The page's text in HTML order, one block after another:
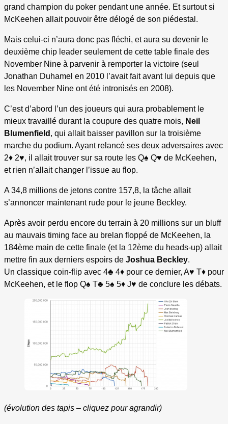
grand champion du poker pendant une année. Et surtout si
McKeehen allait pouvoir être délogé de son piédestal.
Mais celui-ci n’aura donc pas fléchi, et aura su devenir le
deuxième chip leader seulement de cette table finale des
November Nine à parvenir à remporter la victoire (seul
Jonathan Duhamel en 2010 l’avait fait avant lui depuis que
les November Nine ont été intronisés en 2008).
C’est d’abord l’un des joueurs qui aura probablement le
mieux travaillé durant la coupure des quatre mois, Neil
Blumenfield , qui allait baisser pavillon sur la troisième
marche du podium. Ayant relancé ses deux adversaires avec
2♦ 2♥, il allait trouver sur sa route les Q♠ Q♥ de McKeehen,
et rien n’allait changer l’issue au flop.
A 34,8 millions de jetons contre 157,8, la tâche allait
s’annoncer maintenant rude pour le jeune Beckley.
Après avoir perdu encore du terrain à 20 millions sur un bluff
au mauvais timing face au brelan floppé de McKeehen, la
184ème main de cette finale (et la 12ème du heads-up) allait
mettre fin aux derniers espoirs de Joshua Beckley.
Un classique coin-flip avec 4♣ 4♦ pour ce dernier, A♥ T♦ pour
McKeehen, et le flop Q♠ T♣ 5♠ 5♦ J♥ de conclure les débats.
(évolution des tapis – cliquez pour agrandir)